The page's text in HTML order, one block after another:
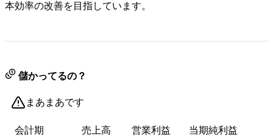
本効率の改善を目指しています。
儲かってるの？
まあまあです
会計期 売上高 営業利益 当期純利益